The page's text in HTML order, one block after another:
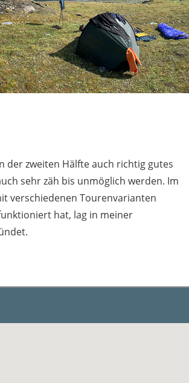
der zweiten Hälfte auch richtig gutes
sehr zäh bis unmöglich werden. Im
verschiedenen Tourenvarianten
hat, lag in meiner